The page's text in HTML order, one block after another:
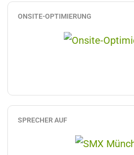
ONSITE-OPTIMIERUNG
SPRECHER AUF